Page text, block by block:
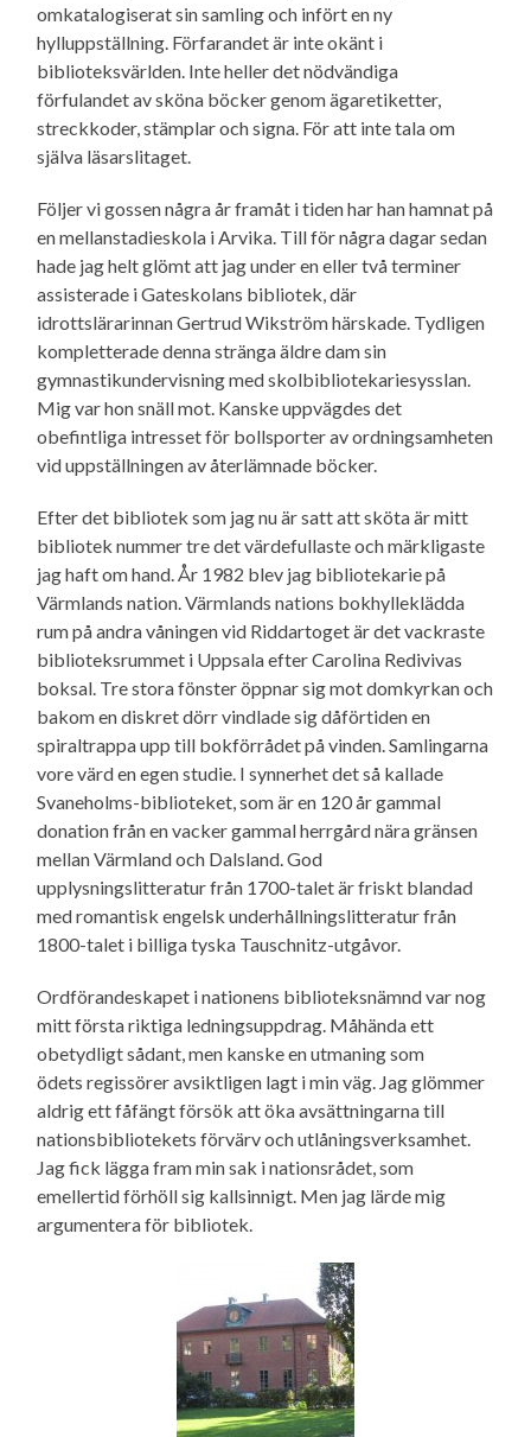
omkatalogiserat sin samling och infört en ny
hylluppställning. Förfarandet är inte okänt i
biblioteksvärlden. Inte heller det nödvändiga
förfulandet av sköna böcker genom ägaretiketter,
streckkoder, stämplar och signa. För att inte tala om
själva läsarslitaget.
Följer vi gossen några år framåt i tiden har han hamnat på
en mellanstadieskola i Arvika. Till för några dagar sedan
hade jag helt glömt att jag under en eller två terminer
assisterade i Gateskolans bibliotek, där
idrottslärarinnan Gertrud Wikström härskade. Tydligen
kompletterade denna stränga äldre dam sin
gymnastikundervisning med skolbibliotekariesysslan.
Mig var hon snäll mot. Kanske uppvägdes det
obefintliga intresset för bollsporter av ordningsamheten
vid uppställningen av återlämnade böcker.
Efter det bibliotek som jag nu är satt att sköta är mitt
bibliotek nummer tre det värdefullaste och märkligaste
jag haft om hand. År 1982 blev jag bibliotekarie på
Värmlands nation. Värmlands nations bokhylleklädda
rum på andra våningen vid Riddartoget är det vackraste
biblioteksrummet i Uppsala efter Carolina Redivivas
boksal. Tre stora fönster öppnar sig mot domkyrkan och
bakom en diskret dörr vindlade sig dåförtiden en
spiraltrappa upp till bokförrådet på vinden. Samlingarna
vore värd en egen studie. I synnerhet det så kallade
Svaneholms-biblioteket, som är en 120 år gammal
donation från en vacker gammal herrgård nära gränsen
mellan Värmland och Dalsland. God
upplysningslitteratur från 1700-talet är friskt blandad
med romantisk engelsk underhållningslitteratur från
1800-talet i billiga tyska Tauschnitz-utgåvor.
Ordförandeskapet i nationens biblioteksnämnd var nog
mitt första riktiga ledningsuppdrag. Måhända ett
obetydligt sådant, men kanske en utmaning som
ödets regissörer avsiktligen lagt i min väg. Jag glömmer
aldrig ett fåfängt försök att öka avsättningarna till
nationsbibliotekets förvärv och utlåningsverksamhet.
Jag fick lägga fram min sak i nationsrådet, som
emellertid förhöll sig kallsinnigt. Men jag lärde mig
argumentera för bibliotek.